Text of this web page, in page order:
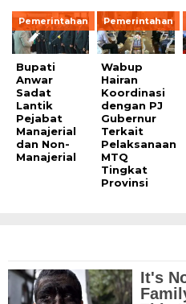
Pemerintahan
Bupati
Anwar
Sadat
Lantik
Pejabat
Manajerial
dan Non-
Manajerial
Pemerintahan
Wabup
Hairan
Koordinasi
dengan PJ
Gubernur
Terkait
Pelaksanaan
MTQ
Tingkat
Provinsi